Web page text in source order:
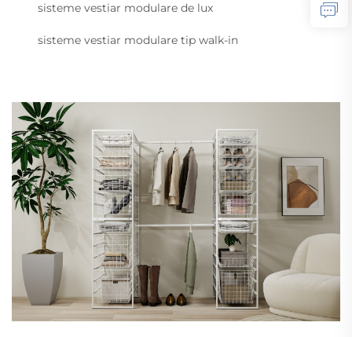
sisteme vestiar modulare de lux
sisteme vestiar modulare tip walk-in